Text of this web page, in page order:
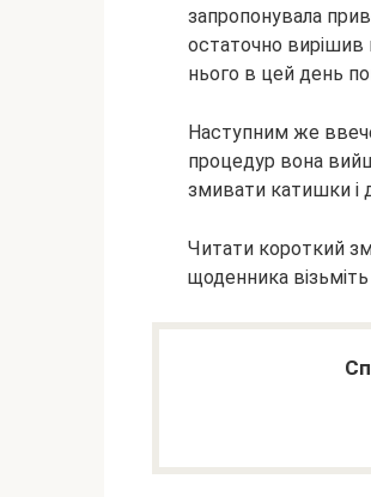
запропонувала
остаточно вирішив
нього в цей день
Наступним же
процедур вона
змивати катишки і
Читати короткий
щоденника